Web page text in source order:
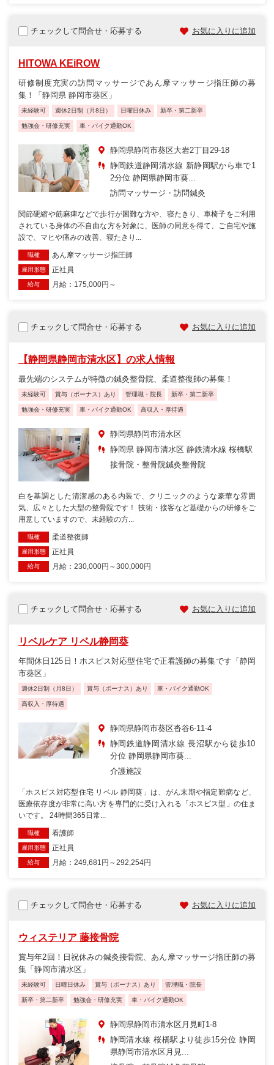
チェックして問合せ・応募する お気に入りに追加
HITOWA KEiROW
研修制度充実の訪問マッサージであん摩マッサージ指圧師の募
集！「静岡県 静岡市葵区」
未経験可 週休2日制（月8日） 日曜日休み 新卒・第二新卒
勉強会・研修充実 車・バイク通勤OK
静岡県静岡市葵区大岩2丁目29-18
静岡鉄道静岡清水線 新静岡駅から車で1
2分位 静岡県静岡市葵...
訪問マッサージ・訪問鍼灸
関節硬縮や筋麻痺などで歩行が困難な方や、寝たきり、車椅子をご利用
されている身体の不自由な方を対象に、医師の同意を得て、ご自宅や施
設で、マヒや痛みの改善、寝たきり...
職種 あん摩マッサージ指圧師
雇用形態 正社員
給与 月給：175,000円～
チェックして問合せ・応募する お気に入りに追加
【静岡県静岡市清水区】の求人情報
最先端のシステムが特徴の鍼灸整骨院、柔道整復師の募集！
未経験可 賞与（ボーナス）あり 管理職・院長 新卒・第二新卒
勉強会・研修充実 車・バイク通勤OK 高収入・厚待遇
静岡県静岡市清水区
静岡県 静岡市清水区 静鉄清水線 桜橋駅
接骨院・整骨院鍼灸整骨院
白を基調とした清潔感のある内装で、クリニックのような豪華な雰囲
気、広々とした大型の整骨院です！ 技術・接客など基礎からの研修をご
用意していますので、未経験の方...
職種 柔道整復師
雇用形態 正社員
給与 月給：230,000円～300,000円
チェックして問合せ・応募する お気に入りに追加
リベルケア リベル静岡葵
年間休日125日！ホスピス対応型住宅で正看護師の募集です「静岡
市葵区」
週休2日制（月8日） 賞与（ボーナス）あり 車・バイク通勤OK
高収入・厚待遇
静岡県静岡市葵区沓谷6-11-4
静岡鉄道静岡清水線 長沼駅から徒歩10
分位 静岡県静岡市葵...
介護施設
「ホスピス対応型住宅 リベル 静岡葵」は、がん末期や指定難病など、
医療依存度が非常に高い方を専門的に受け入れる「ホスピス型」の住ま
いです。 24時間365日常...
職種 看護師
雇用形態 正社員
給与 月給：249,681円～292,254円
チェックして問合せ・応募する お気に入りに追加
ウィステリア 藤接骨院
賞与年2回！日祝休みの鍼灸接骨院、あん摩マッサージ指圧師の募
集「静岡市清水区」
未経験可 日曜日休み 賞与（ボーナス）あり 管理職・院長
新卒・第二新卒 勉強会・研修充実 車・バイク通勤OK
静岡県静岡市清水区月見町1-8
静岡清水線 桜橋駅より徒歩15分位 静岡
県静岡市清水区月見...